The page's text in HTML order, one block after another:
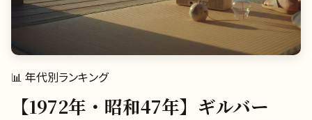
📊 年代別ランキング
【1972年・昭和47年】ギルバー